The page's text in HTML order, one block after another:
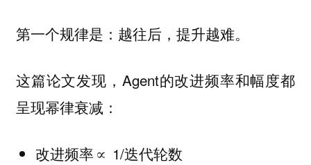
第一个规律是： 越往后，提升越难。
这篇论文发现，Agent的改进频率和幅度都
呈现幂律衰减：
改进频率∝ 1/迭代轮数